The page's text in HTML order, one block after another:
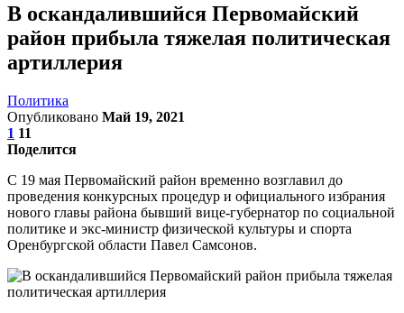
В оскандалившийся Первомайский
район прибыла тяжелая политическая
артиллерия
Политика
Опубликовано Май 19, 2021
1 11
Поделится
С 19 мая Первомайский район временно возглавил до
проведения конкурсных процедур и официального избрания
нового главы района бывший вице-губернатор по социальной
политике и экс-министр физической культуры и спорта
Оренбургской области Павел Самсонов.